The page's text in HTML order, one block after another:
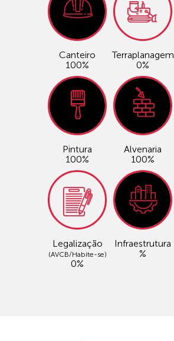
Canteiro
100%
Terraplanagem
0%
Pintura
100%
Alvenaria
100%
Legalização
(AVCB/Habite-se)
0%
Infraestrutura
%